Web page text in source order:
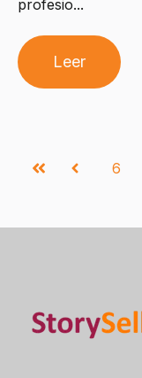
profesio...
Leer
PrimeraAnterior
6